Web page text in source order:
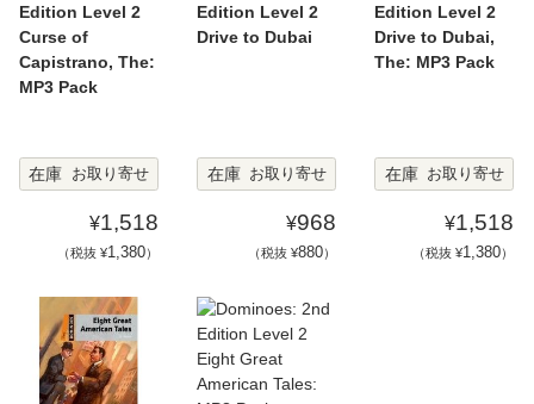
Edition Level 2
Curse of
Capistrano, The:
MP3 Pack
在庫 お取り寄せ
¥1,518
（税抜 ¥1,380）
Edition Level 2
Drive to Dubai
在庫 お取り寄せ
¥968
（税抜 ¥880）
Edition Level 2
Drive to Dubai,
The: MP3 Pack
在庫 お取り寄せ
¥1,518
（税抜 ¥1,380）